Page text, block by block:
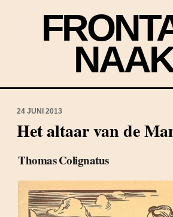
24 JUNI 2013
Het altaar van de
Thomas Colignatus